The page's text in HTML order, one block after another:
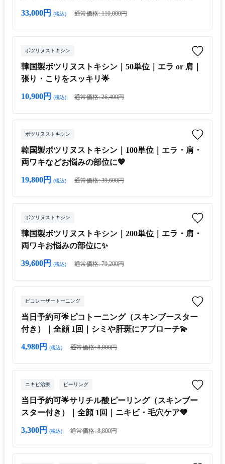
33,000円 (税込) 通常価格: 110,000円
ボツリヌストキシン
韓国製ボツリヌストキシン｜50単位｜エラ or 肩｜
張り・こりをスッキリ🌟
10,900円 (税込) 通常価格: 26,400円
ボツリヌストキシン
韓国製ボツリヌストキシン｜100単位｜エラ・肩・
両ワキなどお悩みの部位に💖
19,800円 (税込) 通常価格: 39,600円
ボツリヌストキシン
韓国製ボツリヌストキシン｜200単位｜エラ・肩・
両ワキお悩みの部位に✨
39,600円 (税込) 通常価格: 79,200円
ピコレーザートーニング
当日予約可🌟ピコトーニング（スキンブースター
付き）｜全顔 1回｜シミや肝斑にアプローチ💫
4,980円 (税込) 通常価格: 8,800円
ニキビ治療 ピーリング
当日予約可🌟サリチル酸ピーリング（スキンブー
スター付き）｜全顔 1回｜ニキビ・毛穴ケア💙
3,300円 (税込) 通常価格: 8,800円